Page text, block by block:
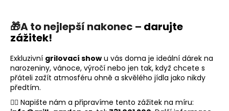
🎁A to nejlepší nakonec – darujte
zážitek!
Exkluzivní grilovací show u vás doma je ideální dárek na
narozeniny, vánoce, výročí nebo jen tak, když chcete s
přáteli zažít atmosféru ohně a skvělého jídla jako nikdy
předtím.
👉🏻 Napište nám a připravíme tento zážitek na míru:
j
í
t
?